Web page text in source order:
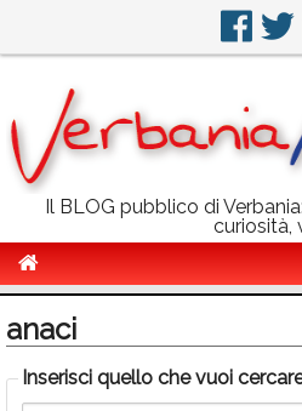
Il BLOG pubblico di
curiosità,
Politica
Sport
anaci
Inserisci quello che vuoi